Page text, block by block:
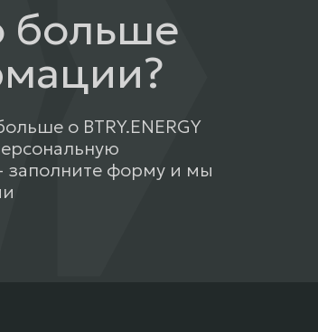
больше
о BTRY.ENERGY
заполните форму и мы